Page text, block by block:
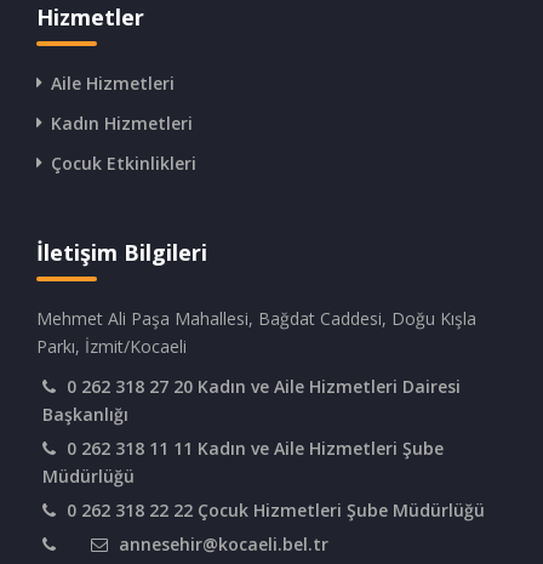
Hizmetler
Aile Hizmetleri
Kadın Hizmetleri
Çocuk Etkinlikleri
İletişim Bilgileri
Mehmet Ali Paşa Mahallesi, Bağdat Caddesi, Doğu Kışla
Parkı, İzmit/Kocaeli
0 262 318 27 20 Kadın ve Aile Hizmetleri Dairesi
Başkanlığı
0 262 318 11 11 Kadın ve Aile Hizmetleri Şube
Müdürlüğü
0 262 318 22 22 Çocuk Hizmetleri Şube Müdürlüğü
annesehir@kocaeli.bel.tr